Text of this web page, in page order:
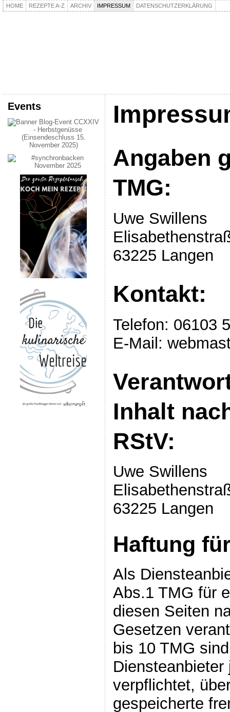
HOME REZEPTE A-Z ARCHIV IMPRESSUM DATENSCHUTZERKLÄRUNG
Events
Angaben
TMG:
Uwe Swillens
63225 Langen
Kontakt:
Telefon: 06103
E-Mail:
Inhalt
RStV:
Uwe Swillens
63225 Langen
Haftung
Als
Abs.1 TMG für
diesen Seiten
Gesetzen
bis 10 TMG
verpflichtet,
gespeicherte